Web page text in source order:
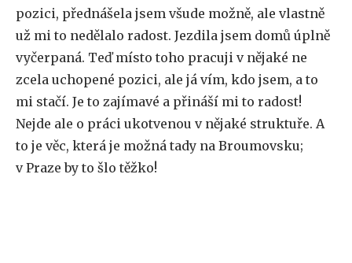
pozici, přednášela jsem všude možně, ale vlastně
už mi to nedělalo radost. Jezdila jsem domů úplně
vyčerpaná. Teď místo toho pracuji v nějaké ne
zcela uchopené pozici, ale já vím, kdo jsem, a to
mi stačí. Je to zajímavé a přináší mi to radost!
Nejde ale o práci ukotvenou v nějaké struktuře. A
to je věc, která je možná tady na Broumovsku;
v Praze by to šlo těžko!